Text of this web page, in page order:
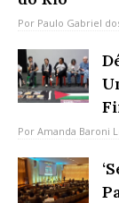
Por Paulo Gabriel
Por Amanda Baroni